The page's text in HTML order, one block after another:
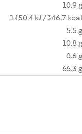
10.9 g
1450.4 kJ / 346.7 kcal
5.5 g
10.8 g
0.6 g
66.3 g